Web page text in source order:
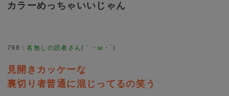
カラーめっちゃいいじゃん
798 ：名無しの読者さん(｀・ω・´)
見開きカッケーな
裏切り者普通に混じってるの笑う